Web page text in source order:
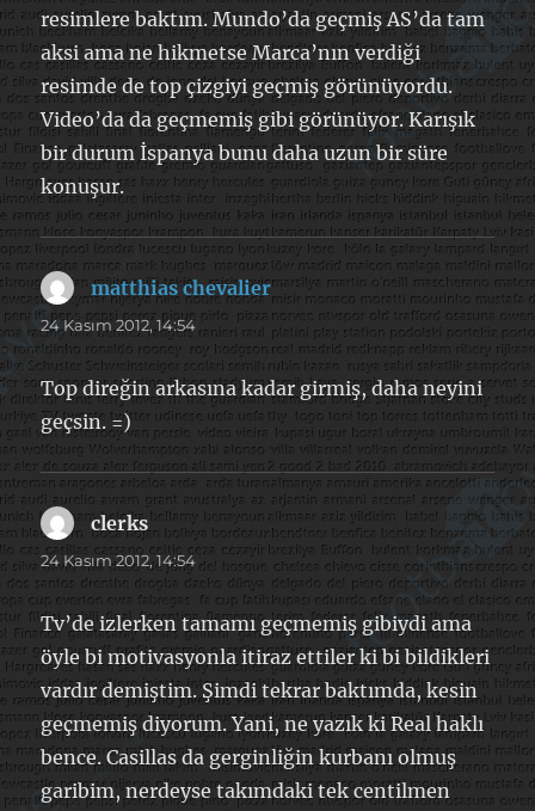
resimlere baktım. Mundo’da geçmiş AS’da tam
aksi ama ne hikmetse Marca’nın verdiği
resimde de top çizgiyi geçmiş görünüyordu.
Video’da da geçmemiş gibi görünüyor. Karışık
bir durum İspanya bunu daha uzun bir süre
konuşur.
matthias chevalierdedi
ki:
24 Kasım 2012, 14:54
Top direğin arkasına kadar girmiş, daha neyini
geçsin. =)
clerks dedi
ki:
24 Kasım 2012, 14:54
Tv’de izlerken tamamı geçmemiş gibiydi ama
öyle bi motivasyonla itiraz ettiler ki bi bildikleri
vardır demiştim. Şimdi tekrar baktımda, kesin
geçmemiş diyorum. Yani, ne yazık ki Real haklı
bence. Casillas da gerginliğin kurbanı olmuş
garibim, nerdeyse takımdaki tek centilmen